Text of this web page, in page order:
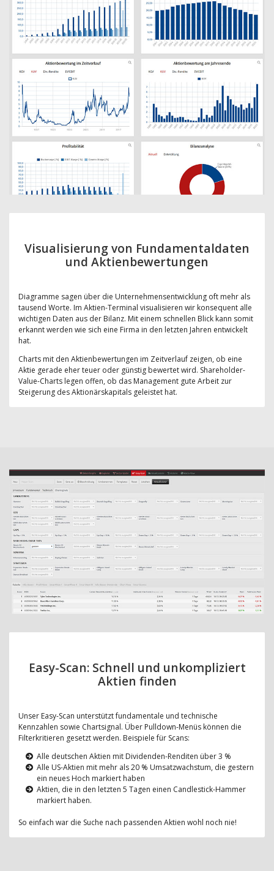
Visualisierung von Fundamentaldaten
und Aktienbewertungen
Diagramme sagen über die Unternehmensentwicklung oft mehr als
tausend Worte. Im Aktien-Terminal visualisieren wir konsequent alle
wichtigen Daten aus der Bilanz. Mit einem schnellen Blick kann somit
erkannt werden wie sich eine Firma in den letzten Jahren entwickelt
hat.
Charts mit den Aktienbewertungen im Zeitverlauf zeigen, ob eine
Aktie gerade eher teuer oder günstig bewertet wird. Shareholder-
Value-Charts legen offen, ob das Management gute Arbeit zur
Steigerung des Aktionärskapitals geleistet hat.
Easy-Scan: Schnell und unkompliziert
Aktien finden
Unser Easy-Scan unterstützt fundamentale und technische
Kennzahlen sowie Chartsignal. Über Pulldown-Menüs können die
Filterkritieren gesetzt werden. Beispiele für Scans:
Alle deutschen Aktien mit Dividenden-Renditen über 3 %
Alle US-Aktien mit mehr als 20 % Umsatzwachstum, die gestern
ein neues Hoch markiert haben
Aktien, die in den letzten 5 Tagen einen Candlestick-Hammer
markiert haben.
So einfach war die Suche nach passenden Aktien wohl noch nie!